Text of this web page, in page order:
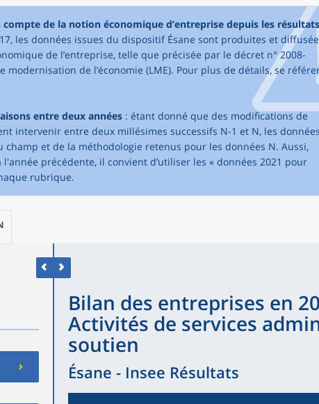
de la notion économique d’entreprise depuis les résultats
les données issues du dispositif Ésane sont produites et
de l’entreprise, telle que précisée par le décret n° 2008-
de l’économie (LME). Pour plus de détails, se
entre deux années : étant donné que des modifications de
intervenir entre deux millésimes successifs N-1 et N, les données
champ et de la méthodologie retenus pour les données N. Aussi,
précédente, il convient d’utiliser les « données 2021 pour
rubrique.
Bilan des entreprises en
Activités de services
soutien
Ésane - Insee Résultats